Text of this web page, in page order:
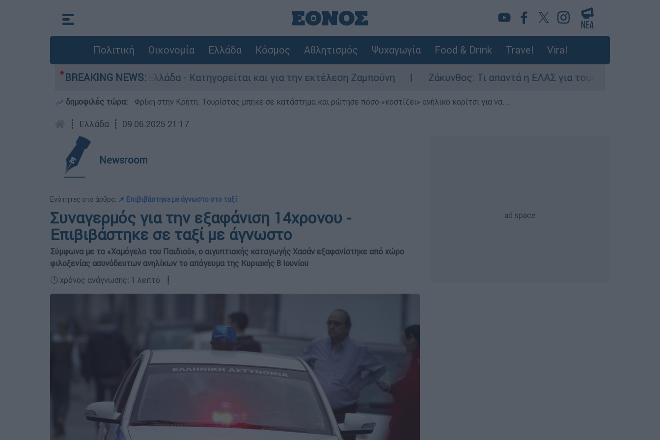
Πολιτική Οικονομία Ελλάδα Κόσμος Αθλητισμός Ψυχαγωγία Food & Drink Travel Viral
BREAKING NEWS:
στην Ελλάδα - Κατηγορείται και για την εκτέλεση Ζαμπούνη Ζάκυνθος: Τι απαντά η ΕΛΑΣ για τους 8 βιασμούς
δημοφιλές τώρα: Φρίκη στην Κρήτη: Τουρίστας μπήκε σε κατάστημα και ρώτησε πόσο «κοστίζει» ανήλικο κορίτσι για να...
┋ Ελλάδα ┋ 09.06.2025 21:17
Newsroom
Ενότητες στο άρθρο: 📌 Επιβιβάστηκε με άγνωστο στο ταξί
Συναγερμός για την εξαφάνιση 14χρονου -
Επιβιβάστηκε σε ταξί με άγνωστο
Σύμφωνα με το «Χαμόγελο του Παιδιού», ο αιγυπτιακής καταγωγής Χασάν εξαφανίστηκε από χώρο
φιλοξενίας ασυνόδευτων ανηλίκων το απόγευμα της Κυριακής 8 Ιουνίου
🕛 χρόνος ανάγνωσης: 1 λεπτό ┋